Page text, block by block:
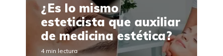
¿Es lo mismo
esteticista que auxiliar
de medicina estética?
4 min lectura